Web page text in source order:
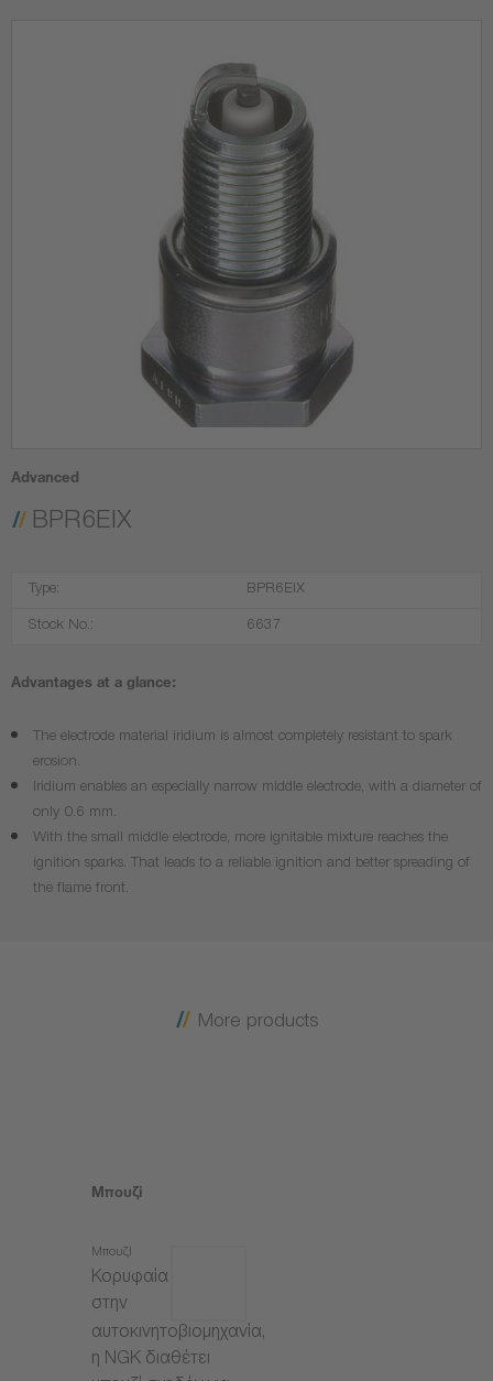
Advanced
BPR6EIX
Type: BPR6EIX
Stock No.: 6637
Advantages at a glance:
The electrode material iridium is almost completely resistant to spark
erosion.
Iridium enables an especially narrow middle electrode, with a diameter of
only 0.6 mm.
With the small middle electrode, more ignitable mixture reaches the
ignition sparks. That leads to a reliable ignition and better spreading of
the flame front.
More products
Μπουζί
Μπουζί
Κορυφαία
στην
αυτοκινητοβιομηχανία,
η NGK διαθέτει